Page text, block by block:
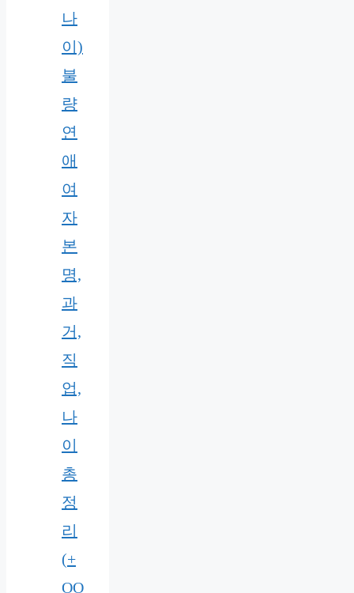
나
이)
불
량
연
애
여
자
본
명,
과
거,
직
업,
나
이
총
정
리
(+
OO